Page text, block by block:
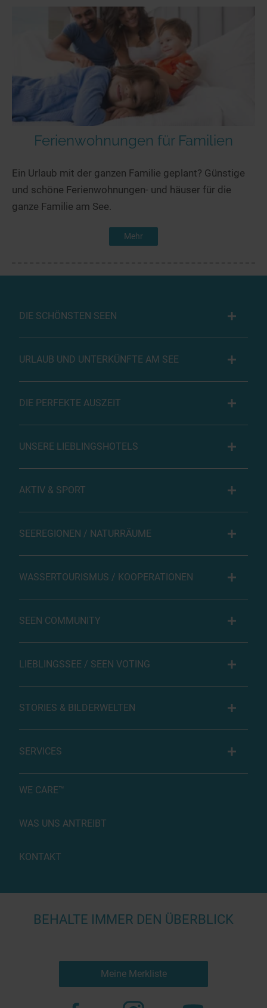
Ferienwohnungen für Familien
Ein Urlaub mit der ganzen Familie geplant? Günstige
und schöne Ferienwohnungen- und häuser für die
ganze Familie am See.
Mehr
DIE SCHÖNSTEN SEEN
URLAUB UND UNTERKÜNFTE AM SEE
DIE PERFEKTE AUSZEIT
UNSERE LIEBLINGSHOTELS
AKTIV & SPORT
SEEREGIONEN / NATURRÄUME
WASSERTOURISMUS / KOOPERATIONEN
SEEN COMMUNITY
LIEBLINGSSEE / SEEN VOTING
STORIES & BILDERWELTEN
SERVICES
WE CARE™
WAS UNS ANTREIBT
KONTAKT
BEHALTE IMMER DEN ÜBERBLICK
Meine Merkliste